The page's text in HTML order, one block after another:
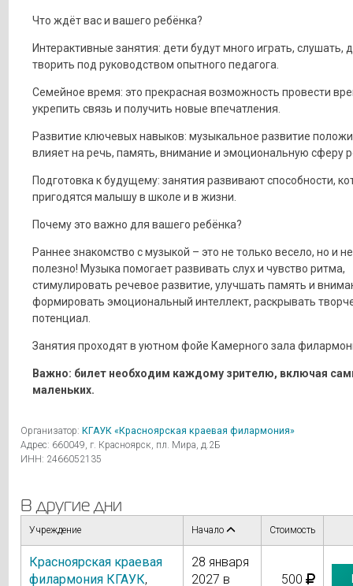
Что ждёт вас и вашего ребёнка?
Интерактивные занятия: дети будут много играть, слушать,
творить под руководством опытного педагога.
Семейное время: это прекрасная возможность провести
укрепить связь и получить новые впечатления.
Развитие ключевых навыков: музыкальное развитие
влияет на речь, память, внимание и эмоциональную сферу
Подготовка к будущему: занятия развивают способности,
пригодятся малышу в школе и в жизни.
Почему это важно для вашего ребёнка?
Раннее знакомство с музыкой – это не только весело, но и
полезно! Музыка помогает развивать слух и чувство ритма,
стимулировать речевое развитие, улучшать память и
формировать эмоциональный интеллект, раскрывать
потенциал.
Занятия проходят в уютном фойе Камерного зала
Важно: билет необходим каждому зрителю, включая
маленьких.
Организатор: КГАУК «Красноярская краевая филармония»
Адрес: 660049, г. Красноярск, пл. Мира, д.2Б
ИНН: 2466052135
В другие дни
Учреждение Начало Стоимость
Красноярская краевая
филармония КГАУК,
28 января
2027 в
500